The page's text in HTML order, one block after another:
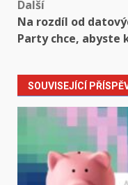
Další
Na rozdíl od
Party chce, abyste
SOUVISEJÍCÍ